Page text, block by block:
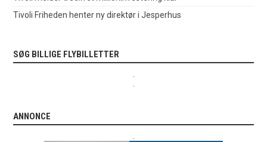
Tivoli Friheden henter ny direktør i Jesperhus
SØG BILLIGE FLYBILLETTER
.
.
ANNONCE
.